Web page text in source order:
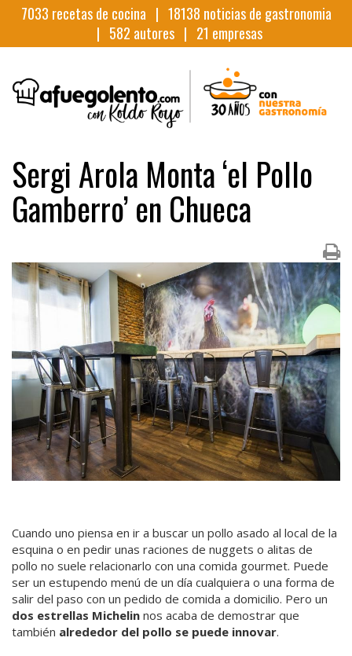
7033 recetas de cocina | 18138 noticias de gastronomia
| 582 autores | 21 empresas
Sergi Arola Monta ‘el Pollo
Gamberro’ en Chueca
Cuando uno piensa en ir a buscar un pollo asado al local de la
esquina o en pedir unas raciones de nuggets o alitas de
pollo no suele relacionarlo con una comida gourmet. Puede
ser un estupendo menú de un día cualquiera o una forma de
salir del paso con un pedido de comida a domicilio. Pero un
dos estrellas Michelin nos acaba de demostrar que
también alrededor del pollo se puede innovar.